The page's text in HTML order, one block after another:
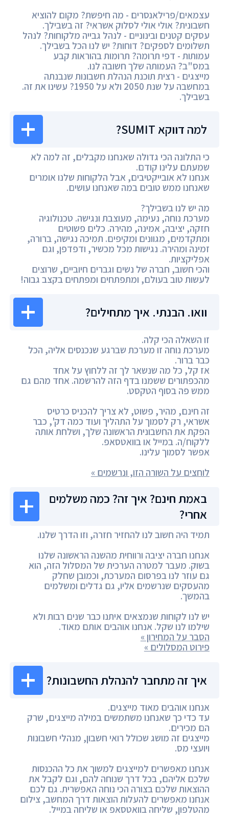
עצמאים/פרילאנסרים - מה חיפשת? מקום להוציא
חשבונית? אולי אולי לסלוק אשראי? זה בשבילך.
עסקים קטנים ובינוניים - לנהל גבייה מלקוחות? לנהל
תשלומים לספקים? דוחות? יש לנו הכל בשבילך.
עמותות - דפי תרומה? תרומות בהוראות קבע
במס"ב? העמותה שלך חשובה לנו.
מייצגים - רצית תוכנת הנהלת חשבונות שנבנתה
במחשבה על שנת 2050 ולא על 1950? עשינו את זה.
בשבילך.
למה דווקא SUMIT?
כי התלונה הכי גדולה שאנחנו מקבלים, זה למה לא
שמעתם עלינו קודם.
אנחנו לא אובייקטיבים, אבל הלקוחות שלנו אומרים
שאנחנו ממש טובים במה שאנחנו עושים.
מה יש לנו בשבילך?
מערכת נוחה, נעימה, מעוצבת ונגישה. טכנולוגיה
חזקה, יציבה, אמינה, מהירה. כלים פשוטים
ומתקדמים, מגוונים ומקיפים. תמיכה נגישה, ברורה,
זמינה ומהירה. נגישות מכל מכשיר, ודפדפן, וגם
אפליקציות.
והכי חשוב, חברה של נשים וגברים חיוביים, שרוצים
לעשות טוב בעולם, ומתפתחים ומפתחים בקצב גבוה!
וואו. הבנתי. איך מתחילים?
זו השאלה הכי קלה.
מערכת נוחה זו מערכת שברגע שנכנסים אליה, הכל
כבר ברור.
אז קל, כל מה שנשאר לך זה ללחוץ על אחד
מהכפתורים ששמנו בדף הזה להרשמה. אחד מהם גם
ממש פה בסוף הטקסט.
זה חינם, מהיר, פשוט, לא צריך להכניס כרטיס
אשראי, רק לסמוך על התהליך ועוד כמה דק', כבר
הפקת את החשבונית הראשונה שלך, ושלחת אותה
ללקוח/ה. במייל או בוואטסאפ.
אפשר לסמוך עלינו.
לוחצים על השורה הזו, ונרשמים »
באמת חינם? איך זה? כמה משלמים
אחרי?
תמיד היה חשוב לנו להחזיר חזרה, וזו הדרך שלנו.
אנחנו חברה יציבה ורווחית מהשנה הראשונה שלנו
בשוק. מעבר למטרה הערכית של המסלול הזה, הוא
גם עוזר לנו בפרסום המערכת, וכמובן שחלק
מהעסקים שנרשמים אליו, גם גדלים ומשלמים
בהמשך.
יש לנו לקוחות שנמצאים איתנו כבר שנים רבות ולא
שילמו לנו שקל. אנחנו אוהבים אותם מאוד.
הסבר על המחירון »
פירוט המסלולים »
איך זה מתחבר להנהלת החשבונות?
אנחנו אוהבים מאוד מייצגים.
עד כדי כך שאנחנו משתמשים במילה מייצגים, שרק
הם מכירים.
מייצגים זה מושג שכולל רואי חשבון, מנהלי חשבונות
ויועצי מס.
אנחנו מאפשרים למייצגים למשוך את כל ההכנסות
שלכם אליהם, בכל דרך שנוחה להם, וגם לקבל את
ההוצאות שלכם בצורה הכי נוחה האפשרית. גם לכם
אנחנו מאפשרים להעלות הוצאות דרך המחשב, צילום
מהטלפון, שליחה בוואטסאפ או שליחה במייל.